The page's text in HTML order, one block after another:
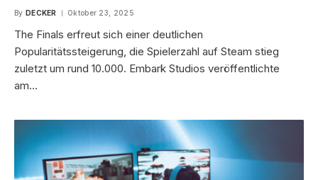
By DECKER Oktober 23, 2025
The Finals erfreut sich einer deutlichen
Popularitätssteigerung, die Spielerzahl auf Steam stieg
zuletzt um rund 10.000. Embark Studios veröffentlichte
am…